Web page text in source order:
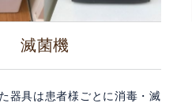
滅菌機
器具は患者様ごとに消毒・滅